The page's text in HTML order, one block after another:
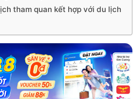
tham quan kết hợp với du lịch